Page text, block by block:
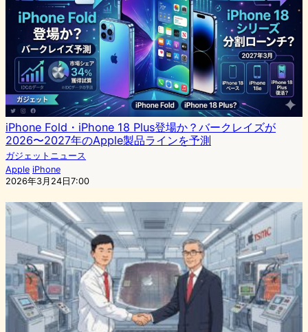
iPhone Fold・iPhone 18 Plus登場か？バークレイズが
2026〜2027年のApple製品ラインを予測
ガジェットニュース
Apple iPhone
2026年3月24日7:00